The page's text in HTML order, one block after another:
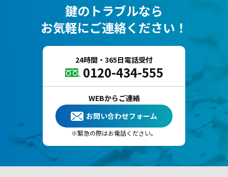
鍵のトラブルなら
お気軽にご連絡ください！
24時間・365日電話受付
0120-434-555
WEBからご連絡
お問い合わせフォーム
緊急の際はお電話ください。